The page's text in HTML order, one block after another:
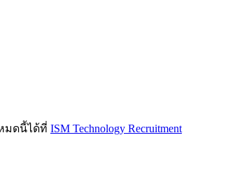
มดนี้ได้ที่ ISM Technology Recruitment